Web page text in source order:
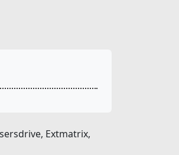
Extmatrix,